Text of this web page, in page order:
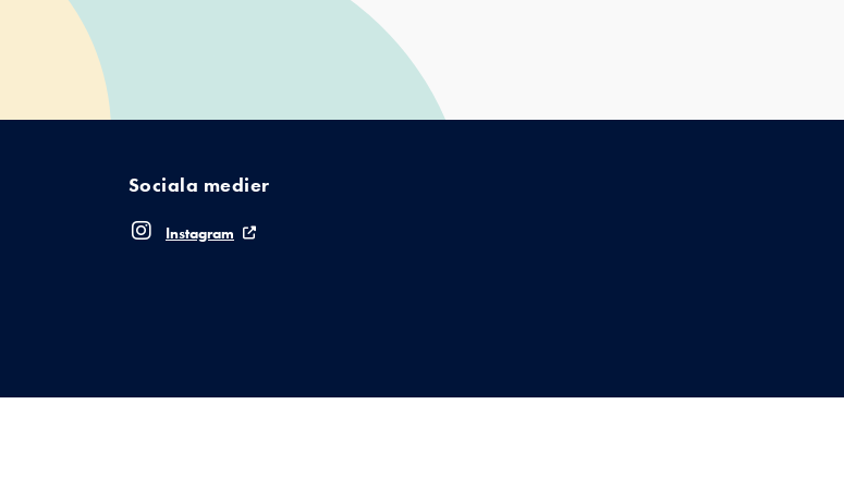
Sociala medier
Instagram